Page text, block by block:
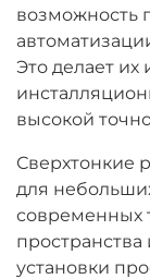
возможность
Это делает
высокой
Сверхтонкие
для
современных
установки